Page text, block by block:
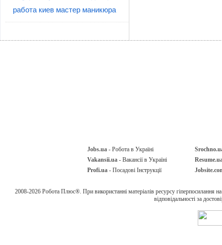
работа киев мастер маникюра
Jobs.ua - Робота в Україні
Vakansii.ua - Вакансії в Україні
Profi.ua - Посадові Інструкції
2008-2026 Робота Плюс®. При використанні матеріалів ресурсу гіперпосилання
відповідальності за